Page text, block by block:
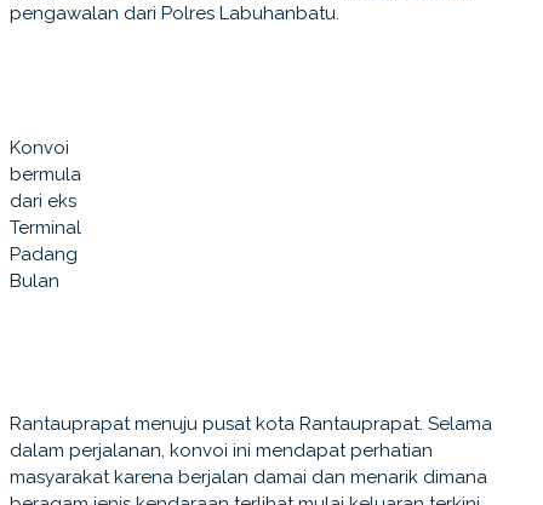
pengawalan dari Polres Labuhanbatu.
Konvoi
bermula
dari eks
Terminal
Padang
Bulan
Rantauprapat menuju pusat kota Rantauprapat. Selama
dalam perjalanan, konvoi ini mendapat perhatian
masyarakat karena berjalan damai dan menarik dimana